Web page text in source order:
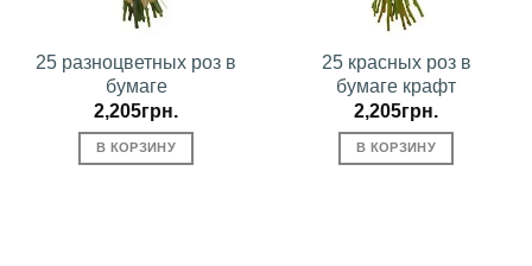
25 разноцветных роз в
бумаге
2,205грн.
В КОРЗИНУ
25 красных роз в
бумаге крафт
2,205грн.
В КОРЗИНУ